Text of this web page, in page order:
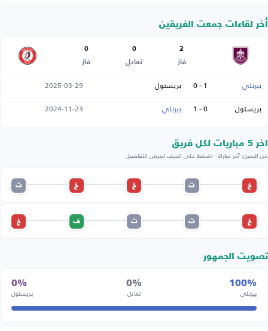
أخر لقاءات جمعت الفريقين
2
فاز
0
تعادل
0
فاز
بيرنلي 1 - 0 بريستول
2025-03-29
بريستول
0 - 1 بيرنلي 2024-11-23
اخر 5 مباريات لكل فريق
من اليمين: آخر مباراة · اضغط على الحرف لعرض التفاصيل
خ ت خ خ ت
خ ت ت ف خ
تصويت الجمهور
100%
بيرنلي
0%
تعادل
0%
بريستول